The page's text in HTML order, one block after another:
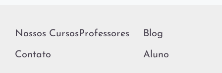
Nossos Cursos Professores Blog
Contato Aluno